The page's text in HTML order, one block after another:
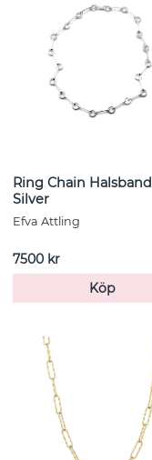
Ring Chain Halsband
Silver
Efva Attling
7500 kr
Köp